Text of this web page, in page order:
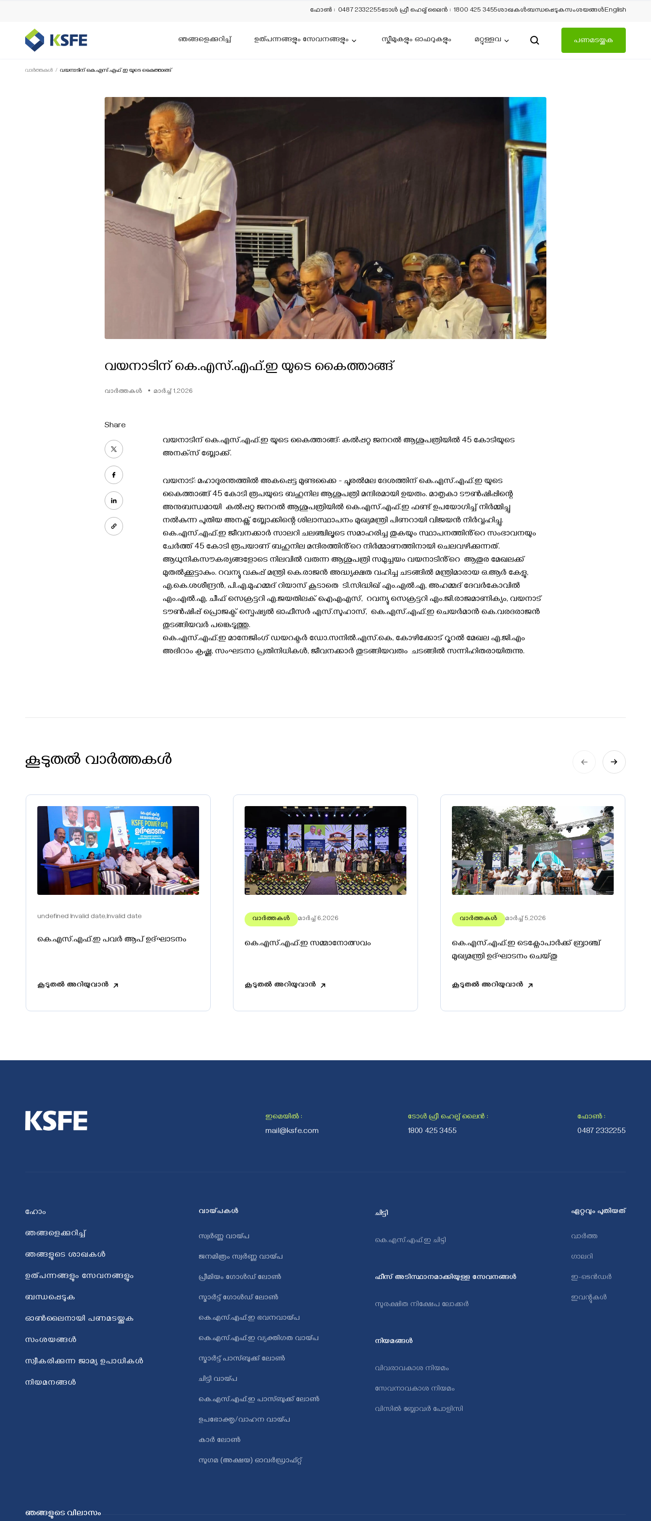
ഫോൺ : 0487 2332255ടോൾ ഫ്രീ ഹെല്പ് ലൈന്‍ : 1800 425 3455ശാഖകൾബന്ധപ്പെടുകസംശയങ്ങൾEnglish
ഞങ്ങളെക്കുറിച്ച് ഉത്പന്നങ്ങളും സേവനങ്ങളും സ്കീമുകളും ഓഫറുകളും മറ്റുള്ളവ പണമടയ്ക്കുക
വാര്‍ത്തകള്‍ വയനാടിന് കെ.എസ്.എഫ്.ഇ യുടെ കൈത്താങ്ങ്
വയനാടിന് കെ.എസ്.എഫ്.ഇ യുടെ കൈത്താങ്ങ്
വാർത്തകൾ മാർച്ച് 1,2026
Share
വയനാടിന് കെ.എസ്.എഫ്.ഇ യുടെ കൈത്താങ്ങ്: കൽപ്പറ്റ ജനറൽ ആശുപത്രിയിൽ 45 കോടിയുടെ
അനക്‌സ് ബ്ലോക്ക്.
വയനാട്: മഹാദുരന്തത്തിൽ അകപ്പെട്ട മുണ്ടക്കൈ - ചൂരൽമല ദേശത്തിന് കെ.എസ്.എഫ്.ഇ യുടെ
കൈത്താങ്ങ് 45 കോടി രൂപയുടെ ബഹുനില ആശുപത്രി മന്ദിരമായി ഉയരും. മാതൃകാ ടൗൺഷിപ്പിന്റെ
അനുബന്ധമായി കൽപ്പറ്റ ജനറൽ ആശുപത്രിയിൽ കെ.എസ്.എഫ്.ഇ ഫണ്ട് ഉപയോഗിച്ച് നിർമ്മിച്ചു
നൽകുന്ന പുതിയ അനക്സ് ബ്ലോക്കിന്റെ ശിലാസ്ഥാപനം മുഖ്യമന്ത്രി പിണറായി വിജയൻ നിർവ്വഹിച്ചു.
കെ.എസ്.എഫ്.ഇ ജീവനക്കാർ സാലറി ചലഞ്ചിലൂടെ സമാഹരിച്ച തുകയും സ്ഥാപനത്തിൻ്റെ സംഭാവനയും
ചേർത്ത് 45 കോടി രൂപയാണ് ബഹുനില മന്ദിരത്തിൻ്റെ നിർമ്മാണത്തിനായി ചെലവഴിക്കുന്നത്.
ആധുനികസൗകര്യങ്ങളോടെ നിലവിൽ വരുന്ന ആശുപത്രി സമുച്ചയം വയനാടിൻ്റെ ആതുര മേഖലക്ക്
മുതൽക്കൂട്ടാകും. റവന്യു വകുപ്പ് മന്ത്രി കെ.രാജൻ അദ്ധ്യക്ഷത വഹിച്ച ചടങ്ങിൽ മന്ത്രിമാരായ ഒ.ആർ കേളു,
എ.കെ.ശശീന്ദ്രൻ, പി.എ.മുഹമ്മദ് റിയാസ് കൂടാതെ ടി.സിദ്ധിഖ് എം.എൽ.എ, അഹമ്മദ് ദേവർകോവിൽ
എം.എൽ.എ, ചീഫ് സെക്രട്ടറി എ.ജയതിലക് ഐഎഎസ്, റവന്യു സെക്രട്ടറി എം.ജി.രാജമാണിക്യം, വയനാട്
ടൗൺഷിപ്പ് പ്രൊജക്ട് സ്പെഷ്യൽ ഓഫീസർ എസ്.സുഹാസ്, കെ.എസ്.എഫ്.ഇ ചെയർമാൻ കെ.വരദരാജൻ
തുടങ്ങിയവർ പങ്കെടുത്തു.
കെ.എസ്.എഫ്.ഇ മാനേജിംഗ് ഡയറക്ടർ ഡോ.സനിൽ.എസ്.കെ, കോഴിക്കോട് റൂറൽ മേഖല എ.ജി.എം
അഭിറാം കൃഷ്ണ, സംഘടനാ പ്രതിനിധികൾ, ജീവനക്കാർ തുടങ്ങിയവരും ചടങ്ങിൽ സന്നിഹിതരായിരുന്നു.
കൂടുതൽ വാർത്തകൾ
undefined Invalid date,Invalid date
കെ.എസ്‌.എഫ്‌.ഇ പവർ ആപ് ഉദ്‌ഘാടനം
കൂടുതൽ അറിയുവാൻ
വാർത്തകൾ മാർച്ച് 6,2026
കെ.എസ്.എഫ്.ഇ സമ്മാനോത്സവം
കൂടുതൽ അറിയുവാൻ
വാർത്തകൾ മാർച്ച് 5,2026
കെ.എസ്.എഫ്.ഇ ടെക്നോപാർക്ക് ബ്രാഞ്ച്
മുഖ്യമന്ത്രി ഉദ്ഘാടനം ചെയ്തു
കൂടുതൽ അറിയുവാൻ
ഇമെയിൽ :
mail@ksfe.com
ടോൾ ഫ്രീ ഹെല്പ് ലൈന്‍ :
1800 425 3455
ഫോൺ :
0487 2332255
ഹോം
ഞങ്ങളെക്കുറിച്ച്
ഞങ്ങളുടെ ശാഖകൾ
ഉത്പന്നങ്ങളും സേവനങ്ങളും
ബന്ധപ്പെടുക
ഓൺലൈനായി പണമടയ്ക്കുക
സംശയങ്ങൾ
സ്വീകരിക്കുന്ന ജാമ്യ ഉപാധികൾ
നിയമനങ്ങള്‍
വായ്പകള്‍
സ്വർണ്ണ വായ്പ
ജനമിത്രം സ്വർണ്ണ വായ്പ
പ്രീമിയം ഗോള്‍ഡ്‌ ലോണ്‍
സ്മാർട്ട് ഗോൾഡ് ലോൺ
കെ.എസ്.എഫ്.ഇ ഭവനവായ്പ
കെ.എസ്.എഫ്.ഇ വ്യക്തിഗത വായ്പ
സ്മാർട്ട് പാസ്ബുക്ക് ലോൺ
ചിട്ടി വായ്പ
കെ.എസ്.എഫ്.ഇ പാസ്ബുക്ക് ലോൺ
ഉപഭോക്തൃ/വാഹന വായ്പ
കാർ ലോൺ
സുഗമ (അക്ഷയ) ഓവർഡ്രാഫ്റ്റ്
ചിട്ടി
കെ.എസ്.എഫ്.ഇ ചിട്ടി
ഫീസ് അടിസ്ഥാനമാക്കിയുള്ള സേവനങ്ങൾ
സുരക്ഷിത നിക്ഷേപ ലോക്കർ
നിയമങ്ങൾ
വിവരാവകാശ നിയമം
സേവനാവകാശ നിയമം
വിസിൽ ബ്ലോവർ പോളിസി
ഏറ്റവും പുതിയത്
വാർത്ത
ഗാലറി
ഇ-ടെൻഡർ
ഇവന്റുകൾ
ഞങ്ങളുടെ വിലാസം